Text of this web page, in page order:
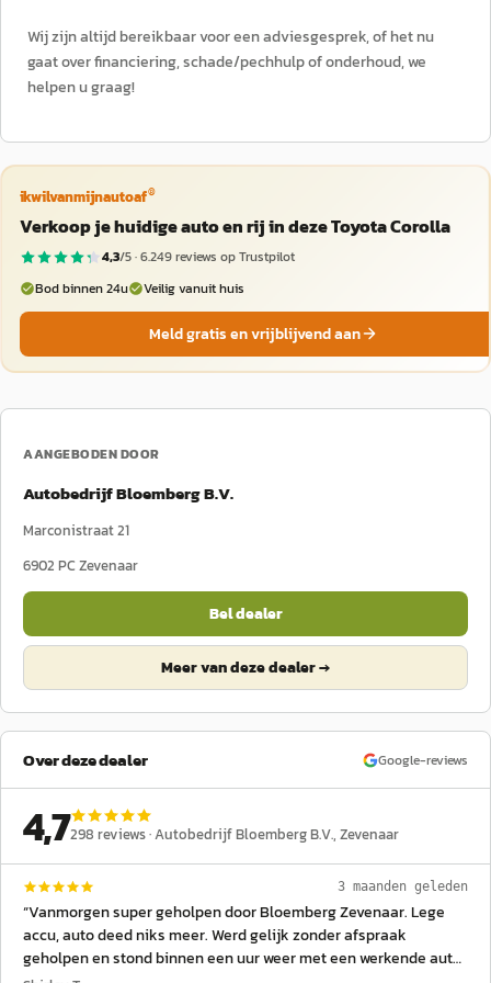
Wij zijn altijd bereikbaar voor een adviesgesprek, of het nu
gaat over financiering, schade/pechhulp of onderhoud, we
helpen u graag!
ikwilvanmijnautoaf®
Verkoop je huidige auto en rij in deze Toyota Corolla
4,3/5 ·6.249reviews op Trustpilot
Bod binnen 24u
Veilig vanuit huis
Meld gratis en vrijblijvend aan
AANGEBODEN DOOR
Autobedrijf Bloemberg B.V.
Marconistraat 21
6902 PC Zevenaar
Bel dealer
Meer van deze dealer →
Over deze dealer Google-reviews
4,7298 reviews ·Autobedrijf Bloemberg B.V., Zevenaar
3 maanden geleden
“Vanmorgen super geholpen door Bloemberg Zevenaar. Lege
accu, auto deed niks meer. Werd gelijk zonder afspraak
geholpen en stond binnen een uur weer met een werkende auto